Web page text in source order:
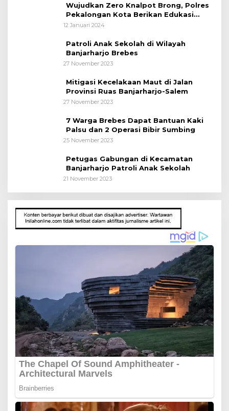
Wujudkan Zero Knalpot Brong, Polres
Pekalongan Kota Berikan Edukasi
Kepada Pelajar
12 Januari 2024
Patroli Anak Sekolah di Wilayah
Banjarharjo Brebes
27 November 2023
Mitigasi Kecelakaan Maut di Jalan
Provinsi Ruas Banjarharjo-Salem
27 November 2023
7 Warga Brebes Dapat Bantuan Kaki
Palsu dan 2 Operasi Bibir Sumbing
25 November 2023
Petugas Gabungan di Kecamatan
Banjarharjo Patroli Anak Sekolah
21 November 2023